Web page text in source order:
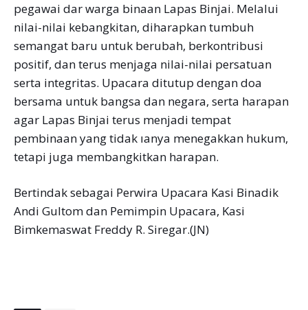
pegawai dar warga binaan Lapas Binjai. Melalui
nilai-nilai kebangkitan, diharapkan tumbuh
semangat baru untuk berubah, berkontribusi
positif, dan terus menjaga nilai-nilai persatuan
serta integritas. Upacara ditutup dengan doa
bersama untuk bangsa dan negara, serta harapan
agar Lapas Binjai terus menjadi tempat
pembinaan yang tidak ıanya menegakkan hukum,
tetapi juga membangkitkan harapan.
Bertindak sebagai Perwira Upacara Kasi Binadik
Andi Gultom dan Pemimpin Upacara, Kasi
Bimkemaswat Freddy R. Siregar.(JN)